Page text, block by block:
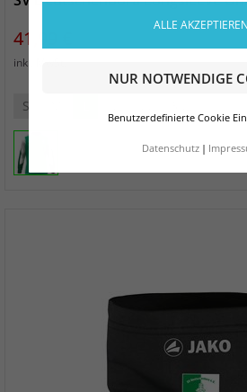
ALLE AKZEPTIEREN
NUR NOTWENDIGE
Benutzerdefinierte Cookie
Datenschutz
Preis
41,99 €
inkl. MwSt.
S